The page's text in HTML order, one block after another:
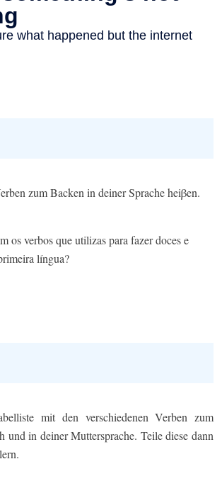
zum Backen in deiner Sprache heiβen.
os verbos que utilizas para fazer doces e
língua?
mit den verschiedenen Verben zum
und in deiner Muttersprache. Teile diese dann